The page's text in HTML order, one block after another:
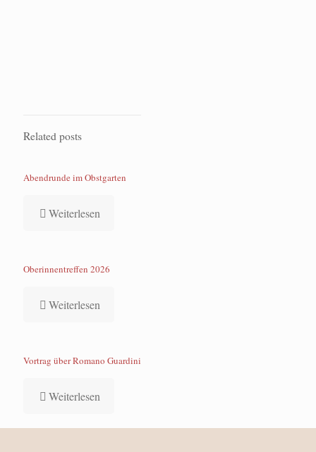
Related posts
Abendrunde im Obstgarten
Weiterlesen
Oberinnentreffen 2026
Weiterlesen
Vortrag über Romano Guardini
Weiterlesen